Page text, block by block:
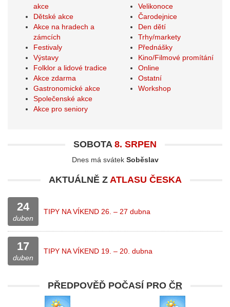
akce
Dětské akce
Akce na hradech a
zámcích
Festivaly
Výstavy
Folklor a lidové tradice
Akce zdarma
Gastronomické akce
Společenské akce
Akce pro seniory
Velikonoce
Čarodejnice
Den dětí
Trhy/markety
Přednášky
Kino/Filmové promítání
Online
Ostatní
Workshop
SOBOTA 8. SRPEN
Dnes má svátek Soběslav
AKTUÁLNĚ Z ATLASU ČESKA
24
duben
TIPY NA VÍKEND 26. – 27 dubna
17
duben
TIPY NA VÍKEND 19. – 20. dubna
PŘEDPOVĚĎ POČASÍ PRO ČR